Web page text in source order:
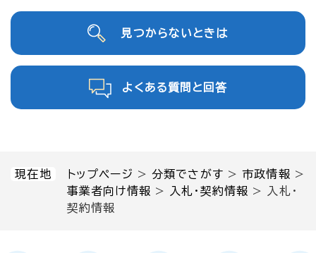
現在地 トップページ >分類でさがす >市政情報 >
事業者向け情報 > 入札・契約情報 >
入札・
契約情報
見つからないときは
よくある質問と回答